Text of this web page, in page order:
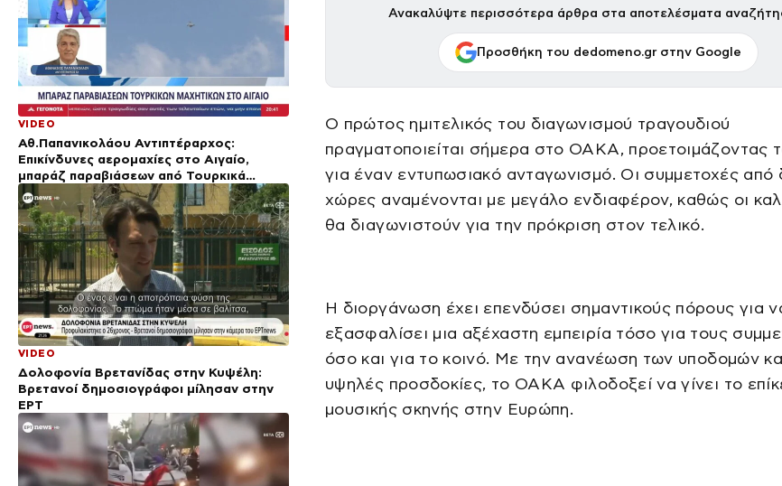
VIDEO
Αθ.Παπανικολάου Αντιπτέραρχος:
Επικίνδυνες αερομαχίες στο Αιγαίο,
μπαράζ παραβιάσεων από Τουρκικά
μαχητικά
VIDEO
Δολοφονία Βρετανίδας στην Κυψέλη:
Bρετανοί δημοσιογράφοι μίλησαν στην
ΕΡΤ
Ανακαλύψτε περισσότερα άρθρα στα αποτελέσματα
Προσθήκη του dedomeno.gr στην Google
Ο πρώτος ημιτελικός του διαγωνισμού τραγουδιού
πραγματοποιείται σήμερα στο ΟΑΚΑ, προετοιμάζοντας
για έναν εντυπωσιακό ανταγωνισμό. Οι συμμετοχές από
χώρες αναμένονται με μεγάλο ενδιαφέρον, καθώς οι
θα διαγωνιστούν για την πρόκριση στον τελικό.
Η διοργάνωση έχει επενδύσει σημαντικούς πόρους για
εξασφαλίσει μια αξέχαστη εμπειρία τόσο για τους
όσο και για το κοινό. Με την ανανέωση των υποδομών
υψηλές προσδοκίες, το ΟΑΚΑ φιλοδοξεί να γίνει το
μουσικής σκηνής στην Ευρώπη.